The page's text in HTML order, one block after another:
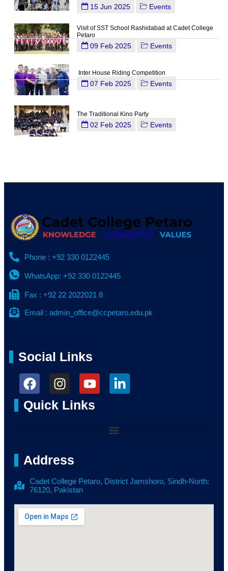
15 Jun 2025 Events
Visit of SST School Rashidabad at Cadet College
Petaro
09 Feb 2025 Events
Inter House Riding Competition
07 Feb 2025 Events
The Traditional Kino Party
02 Feb 2025 Events
Phone : +92 330 0122445
WhatsApp: +92 330 0122445
Fax : +92 22 2022021 8
Email : admin_office@ccpetaro.edu.pk
Social Links
Quick Links
Address
Cadet College Petaro, District Jamshoro, Sindh-North:
76120, Pakistan